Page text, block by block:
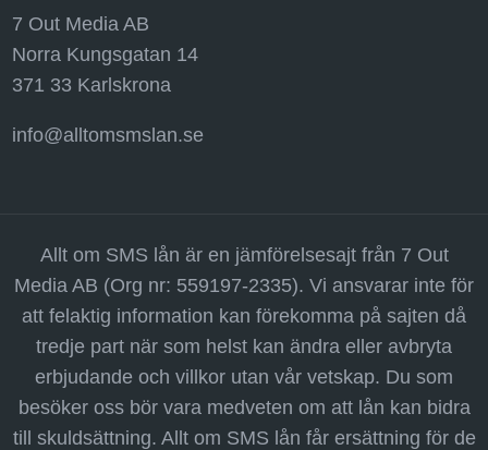
7 Out Media AB
Norra Kungsgatan 14
371 33 Karlskrona
info@alltomsmslan.se
Allt om SMS lån är en jämförelsesajt från 7 Out
Media AB (Org nr: 559197-2335). Vi ansvarar inte för
att felaktig information kan förekomma på sajten då
tredje part när som helst kan ändra eller avbryta
erbjudande och villkor utan vår vetskap. Du som
besöker oss bör vara medveten om att lån kan bidra
till skuldsättning. Allt om SMS lån får ersättning för de